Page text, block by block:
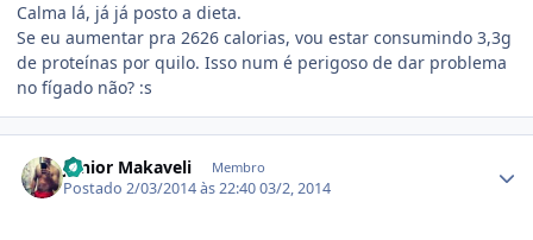
Calma lá, já já posto a dieta.
Se eu aumentar pra 2626 calorias, vou estar consumindo 3,3g
de proteínas por quilo. Isso num é perigoso de dar problema
no fígado não? :s
Junior Makaveli Membro
Postado2/03/2014 às 22:4003/2, 2014